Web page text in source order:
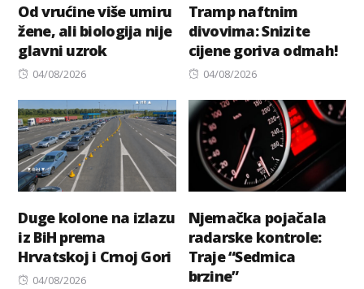
Od vrućine više umiru
žene, ali biologija nije
glavni uzrok
Posted
04/08/2026
Tramp naftnim
divovima: Snizite
cijene goriva odmah!
Posted
04/08/2026
Duge kolone na izlazu
iz BiH prema
Hrvatskoj i Crnoj Gori
Posted
04/08/2026
Njemačka pojačala
radarske kontrole:
Traje “Sedmica
brzine”